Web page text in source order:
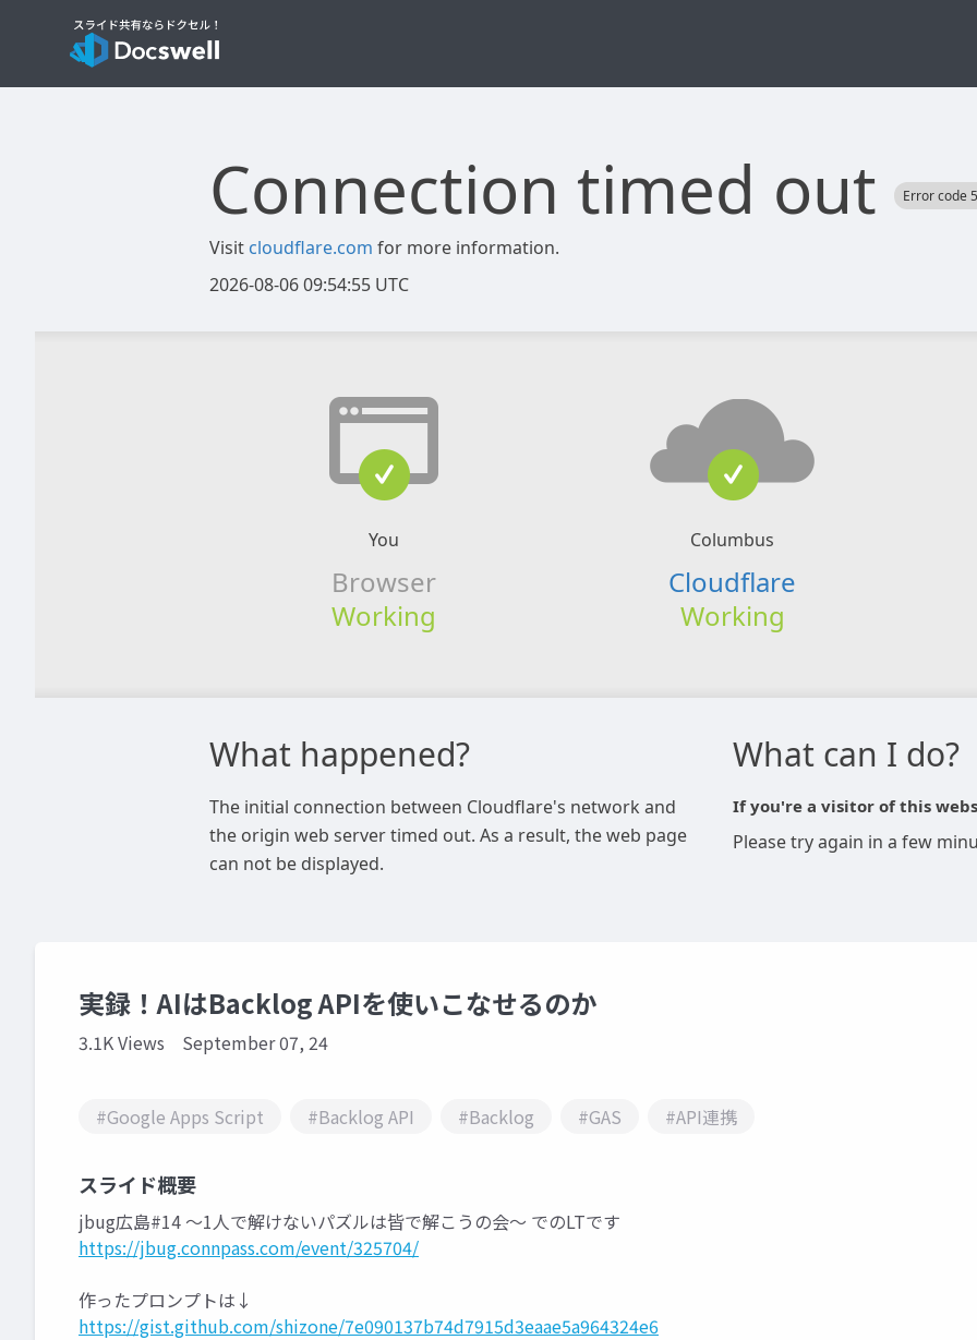
実録！AIはBacklog APIを使いこなせるのか
3.1K Views September 07, 24
#Google Apps Script #Backlog API #Backlog #GAS #API連携
スライド概要
jbug広島#14 〜1人で解けないパズルは皆で解こうの会〜 でのLTです
https://jbug.connpass.com/event/325704/
作ったプロンプトは↓
https://gist.github.com/shizone/7e090137b74d7915d3eaae5a964324e6